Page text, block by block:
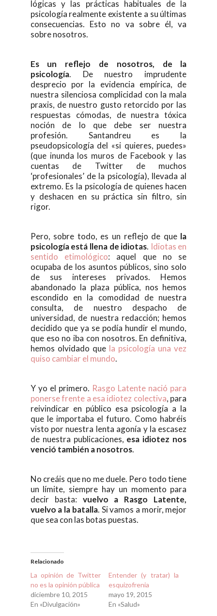
lógicas y las prácticas habituales de la
psicología realmente existente a su últimas
consecuencias. Esto no va sobre él, va
sobre nosotros.
Es un reflejo de nosotros, de la
psicología. De nuestro imprudente
desprecio por la evidencia empírica, de
nuestra silenciosa complicidad con la mala
praxis, de nuestro gusto retorcido por las
respuestas cómodas, de nuestra tóxica
noción de lo que debe ser nuestra
profesión. Santandreu es la
pseudopsicología del «si quieres, puedes»
(que inunda los muros de Facebook y las
cuentas de Twitter de muchos
‘profesionales’ de la psicología), llevada al
extremo. Es la psicología de quienes hacen
y deshacen en su práctica sin filtro, sin
rigor.
Pero, sobre todo, es un reflejo de que la
psicología está llena de idiotas. Idiotas en
sentido etimológico: aquel que no se
ocupaba de los asuntos públicos, sino solo
de sus intereses privados. Hemos
abandonado la plaza pública, nos hemos
escondido en la comodidad de nuestra
consulta, de nuestro despacho de
universidad, de nuestra redacción; hemos
decidido que ya se podía hundir el mundo,
que eso no iba con nosotros. En definitiva,
hemos olvidado que la psicología una vez
quiso cambiar el mundo.
Y yo el primero. Rasgo Latente nació para
ponerse frente a esa idiotez colectiva, para
reivindicar en público esa psicología a la
que le importaba el futuro. Como habréis
visto por nuestra lenta agonía y la escasez
de nuestra publicaciones, esa idiotez nos
venció también a nosotros.
No creáis que no me duele. Pero todo tiene
un límite, siempre hay un momento para
decir basta: vuelvo a Rasgo Latente,
vuelvo a la batalla. Si vamos a morir, mejor
que sea con las botas puestas.
Relacionado
La opinión de Twitter
no es la opinión pública
diciembre 10, 2015
En «Divulgación»
Entender (y tratar) la
esquizofrenia
mayo 19, 2015
En «Salud»